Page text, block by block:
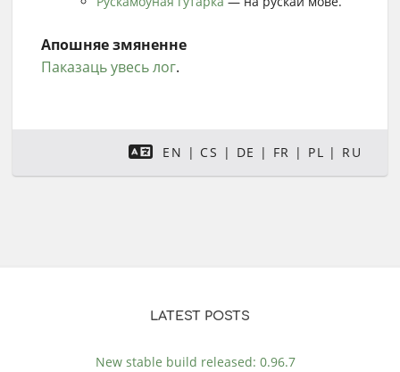
Апошняе змяненне
Паказаць увесь лог.
EN CS DE FR PL RU
LATEST POSTS
New stable build released: 0.96.7